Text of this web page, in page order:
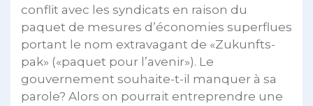
conflit avec les syndicats en raison du
paquet de mesures d’économies superflues
portant le nom extravagant de «Zukunfts-
pak» («paquet pour l’avenir»). Le
gouvernement souhaite-t-il manquer à sa
parole? Alors on pourrait entreprendre une